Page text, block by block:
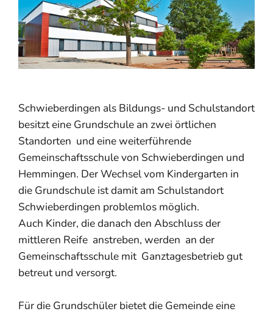
Schwieberdingen als Bildungs- und Schulstandort
besitzt eine Grundschule an zwei örtlichen
Standorten und eine weiterführende
Gemeinschaftsschule von Schwieberdingen und
Hemmingen. Der Wechsel vom Kindergarten in
die Grundschule ist damit am Schulstandort
Schwieberdingen problemlos möglich.
Auch Kinder, die danach den Abschluss der
mittleren Reife anstreben, werden an der
Gemeinschaftsschule mit Ganztagesbetrieb gut
betreut und versorgt.
Für die Grundschüler bietet die Gemeinde eine